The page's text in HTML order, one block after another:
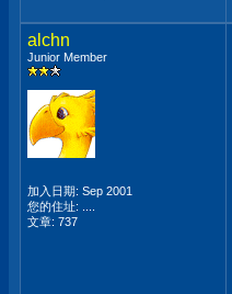
alchn
Junior Member
加入日期: Sep 2001
您的住址: ....
文章: 737